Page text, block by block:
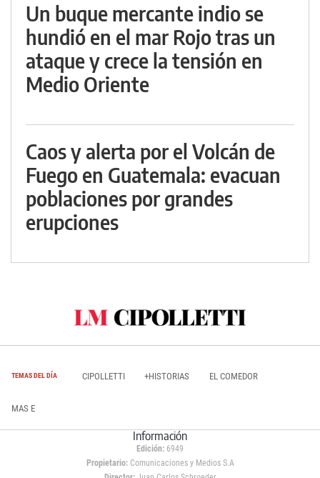
Un buque mercante indio se
hundió en el mar Rojo tras un
ataque y crece la tensión en
Medio Oriente
Caos y alerta por el Volcán de
Fuego en Guatemala: evacuan
poblaciones por grandes
erupciones
TEMAS DEL DÍA CIPOLLETTI +HISTORIAS EL COMEDOR
MAS E
Información
Edición: 6949
Propietario:Comunicaciones y Medios S.A